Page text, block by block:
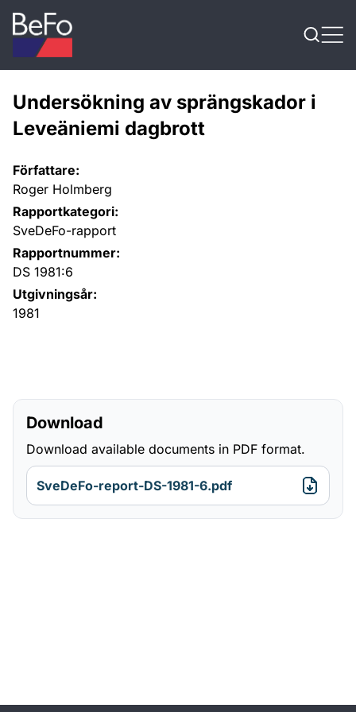
Skip to content
Undersökning av sprängskador i
Leveäniemi dagbrott
Författare:
Roger Holmberg
Rapportkategori:
SveDeFo-rapport
Rapportnummer:
DS 1981:6
Utgivningsår:
1981
Download
Download available documents in PDF format.
SveDeFo-report-DS-1981-6.pdf